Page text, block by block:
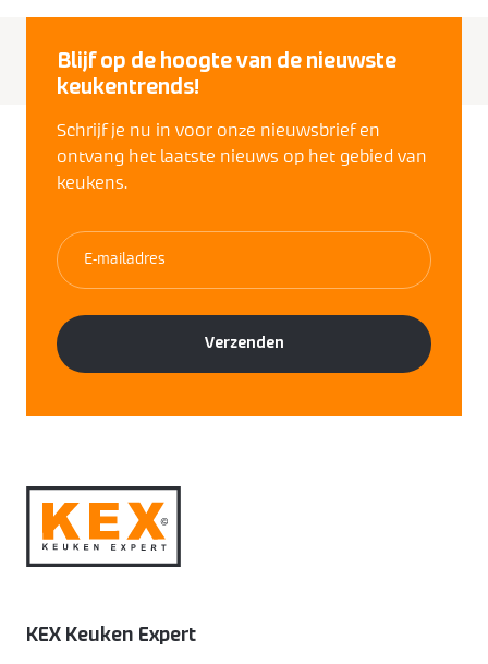
Blijf op de hoogte van de nieuwste
keukentrends!
Schrijf je nu in voor onze nieuwsbrief en
ontvang het laatste nieuws op het gebied van
keukens.
KEX Keuken Expert